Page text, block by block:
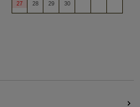
27 28 29 30